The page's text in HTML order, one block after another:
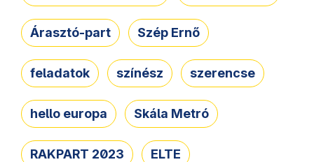
Árasztó-part Szép Ernő
feladatok színész szerencse
hello europa Skála Metró
RAKPART 2023 ELTE